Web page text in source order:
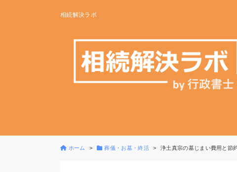
相続解決ラボ
ホーム 葬儀・お墓・終活 浄土真宗の墓じまい費用と節